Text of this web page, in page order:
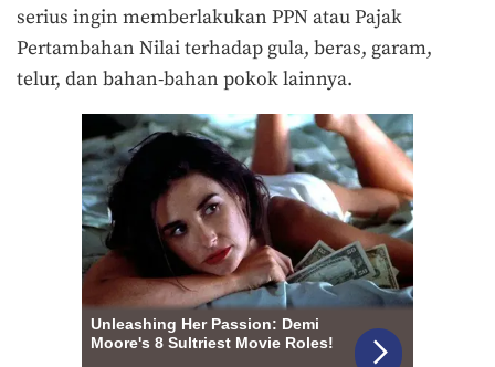
serius ingin memberlakukan PPN atau Pajak
Pertambahan Nilai terhadap gula, beras, garam,
telur, dan bahan-bahan pokok lainnya.